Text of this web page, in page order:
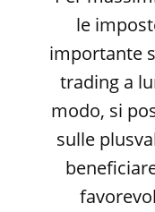
le
importante
trading a
modo, si
sulle